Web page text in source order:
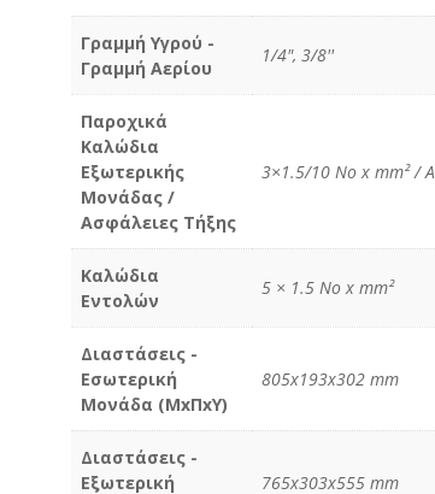
Γραμμή Υγρού -
Γραμμή Αερίου
1/4", 3/8''
Παροχικά
Καλώδια
Εξωτερικής
Μονάδας /
Ασφάλειες Τήξης
3×1.5/10 No x mm² / Α
Καλώδια
Εντολών
5 × 1.5 No x mm²
Διαστάσεις -
Εσωτερική
Μονάδα (MxΠxY)
805x193x302 mm
Διαστάσεις -
Εξωτερική
765x303x555 mm